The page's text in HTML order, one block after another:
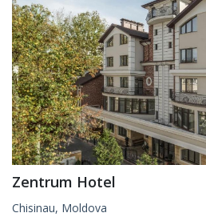
Zentrum Hotel
Chisinau, Moldova